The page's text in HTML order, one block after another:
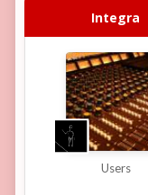
Integra
Users